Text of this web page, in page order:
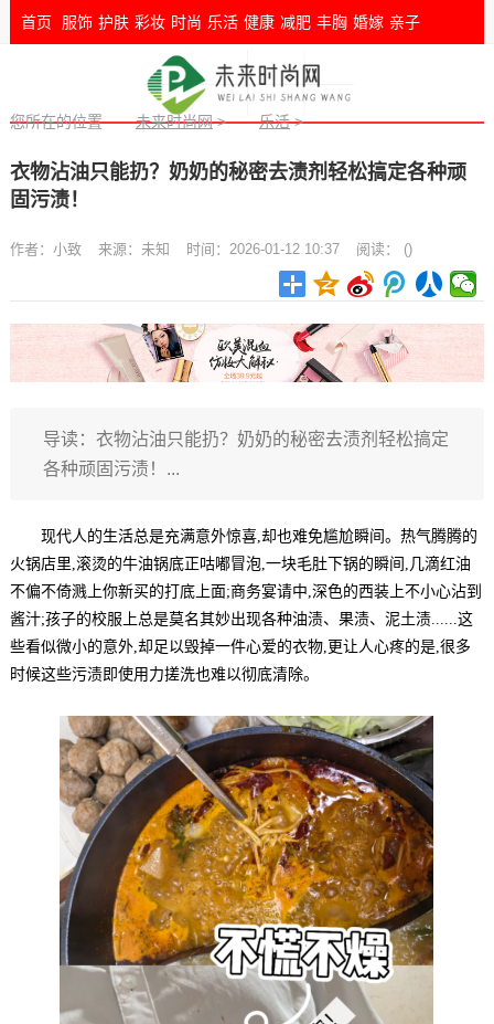
首页 服饰 护肤 彩妆 时尚 乐活 健康 减肥 丰胸 婚嫁 亲子
您所在的位置 未来时尚网> 乐活>
衣物沾油只能扔？奶奶的秘密去渍剂轻松搞定各种顽
固污渍！
作者： 小致 来源： 未知 时间：2026-01-12 10:37 阅读： ()
导读：衣物沾油只能扔？奶奶的秘密去渍剂轻松搞定
各种顽固污渍！...
现代人的生活总是充满意外惊喜,却也难免尴尬瞬间。热气腾腾的
火锅店里,滚烫的牛油锅底正咕嘟冒泡,一块毛肚下锅的瞬间,几滴红油
不偏不倚溅上你新买的打底上面;商务宴请中,深色的西装上不小心沾到
酱汁;孩子的校服上总是莫名其妙出现各种油渍、果渍、泥土渍......这
些看似微小的意外,却足以毁掉一件心爱的衣物,更让人心疼的是,很多
时候这些污渍即使用力搓洗也难以彻底清除。